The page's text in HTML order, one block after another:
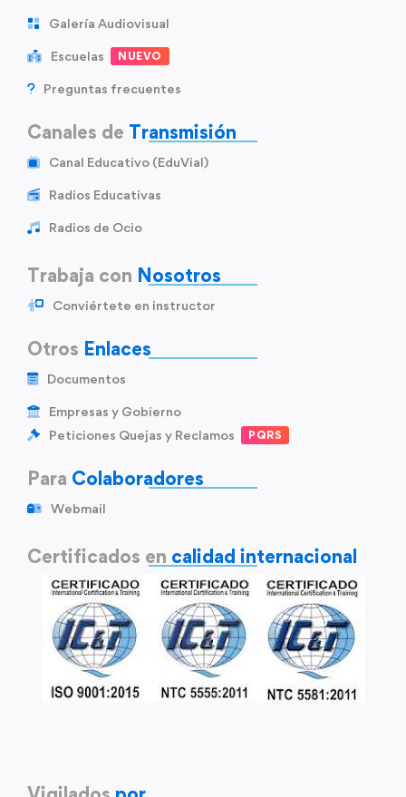
Galería Audiovisual
Escuelas NUEVO
Preguntas frecuentes
Canales de Transmisión
Canal Educativo (EduVial)
Radios Educativas
Radios de Ocio
Trabaja con Nosotros
Conviértete en instructor
Otros Enlaces
Documentos
Empresas y Gobierno
Peticiones Quejas y Reclamos
PQRS
Para Colaboradores
Webmail
Certificados en calidad internacional